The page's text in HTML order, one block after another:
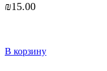
₪15.00
В корзину